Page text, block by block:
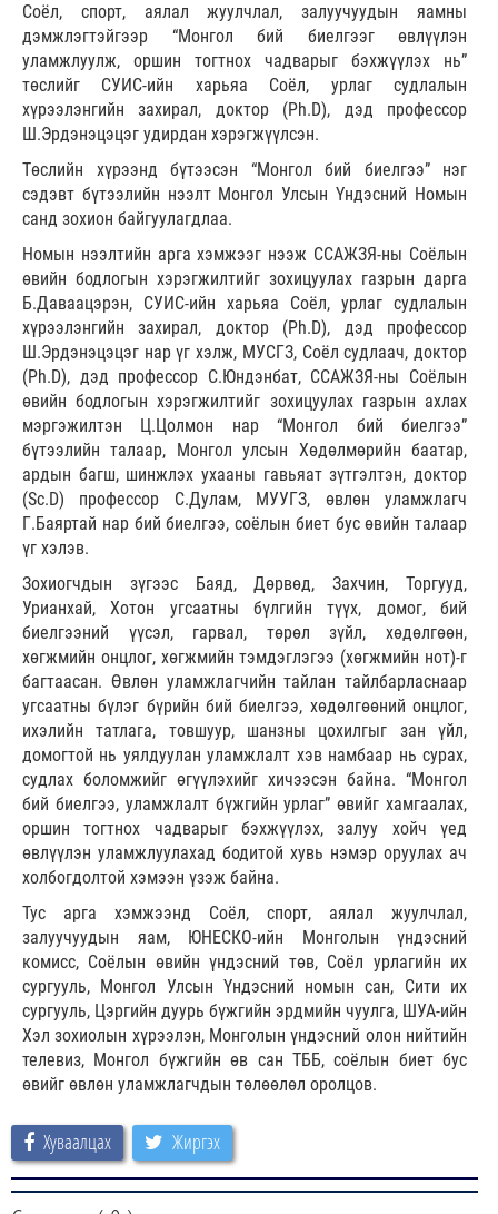
Соёл, спорт, аялал жуулчлал, залуучуудын яамны
дэмжлэгтэйгээр “Монгол бий биелгээг өвлүүлэн
уламжлуулж, оршин тогтнох чадварыг бэхжүүлэх нь”
төслийг СУИС-ийн харьяа Соёл, урлаг судлалын
хүрээлэнгийн захирал, доктор (Ph.D), дэд профессор
Ш.Эрдэнэцэцэг удирдан хэрэгжүүлсэн.
Төслийн хүрээнд бүтээсэн “Монгол бий биелгээ” нэг
сэдэвт бүтээлийн нээлт Монгол Улсын Үндэсний Номын
санд зохион байгуулагдлаа.
Номын нээлтийн арга хэмжээг нээж ССАЖЗЯ-ны Соёлын
өвийн бодлогын хэрэгжилтийг зохицуулах газрын дарга
Б.Даваацэрэн, СУИС-ийн харьяа Соёл, урлаг судлалын
хүрээлэнгийн захирал, доктор (Ph.D), дэд профессор
Ш.Эрдэнэцэцэг нар үг хэлж, МУСГЗ, Соёл судлаач, доктор
(Ph.D), дэд профессор С.Юндэнбат, ССАЖЗЯ-ны Соёлын
өвийн бодлогын хэрэгжилтийг зохицуулах газрын ахлах
мэргэжилтэн Ц.Цолмон нар “Монгол бий биелгээ”
бүтээлийн талаар, Монгол улсын Хөдөлмөрийн баатар,
ардын багш, шинжлэх ухааны гавьяат зүтгэлтэн, доктор
(Sc.D) профессор С.Дулам, МУУГЗ, өвлөн уламжлагч
Г.Баяртай нар бий биелгээ, соёлын биет бус өвийн талаар
үг хэлэв.
Зохиогчдын зүгээс Баяд, Дөрвөд, Захчин, Торгууд,
Урианхай, Хотон угсаатны бүлгийн түүх, домог, бий
биелгээний үүсэл, гарвал, төрөл зүйл, хөдөлгөөн,
хөгжмийн онцлог, хөгжмийн тэмдэглэгээ (хөгжмийн нот)-г
багтаасан. Өвлөн уламжлагчийн тайлан тайлбарласнаар
угсаатны бүлэг бүрийн бий биелгээ, хөдөлгөөний онцлог,
ихэлийн татлага, товшуур, шанзны цохилгыг зан үйл,
домогтой нь уялдуулан уламжлалт хэв намбаар нь сурах,
судлах боломжийг өгүүлэхийг хичээсэн байна. “Монгол
бий биелгээ, уламжлалт бүжгийн урлаг” өвийг хамгаалах,
оршин тогтнох чадварыг бэхжүүлэх, залуу хойч үед
өвлүүлэн уламжлуулахад бодитой хувь нэмэр оруулах ач
холбогдолтой хэмээн үзэж байна.
Тус арга хэмжээнд Соёл, спорт, аялал жуулчлал,
залуучуудын яам, ЮНЕСКО-ийн Монголын үндэсний
комисс, Соёлын өвийн үндэсний төв, Соёл урлагийн их
сургууль, Монгол Улсын Үндэсний номын сан, Сити их
сургууль, Цэргийн дуурь бүжгийн эрдмийн чуулга, ШУА-ийн
Хэл зохиолын хүрээлэн, Монголын үндэсний олон нийтийн
телевиз, Монгол бүжгийн өв сан ТББ, соёлын биет бус
өвийг өвлөн уламжлагчдын төлөөлөл оролцов.
Хуваалцах Жиргэх